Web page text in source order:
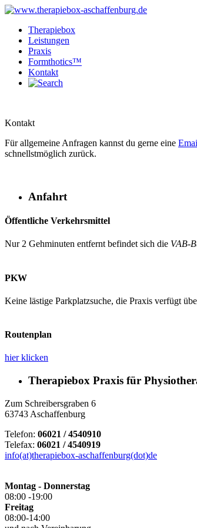
Therapiebox
Leistungen
Praxis
Formthotics™
Kontakt
Kontakt
Für all­ge­meine Anfragen kannst du gerne eine
schnellstmöglich zurück.
Anfahrt
Öffentliche Verkehrsmittel
Nur 2 Gehminuten entfernt befindet sich die VAB-
PKW
Keine lästige Parkplatzsuche, die Praxis verfügt
Routenplan
hier klicken
Therapiebox Praxis für
Zum Schreibersgraben 6
63743 Aschaffenburg
Telefon: 06021 / 4540910
Telefax: 06021 / 4540919
info(at)therapiebox-aschaffenburg(dot)de
Montag - Donnerstag
08:00 -19:00
Freitag
08:00-14:00